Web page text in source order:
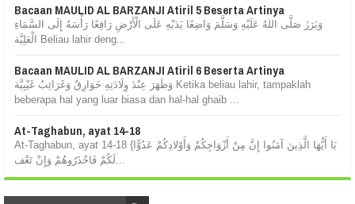
Bacaan MAULID AL BARZANJI Atiril 5 Beserta Artinya
وَبَرَزَ صَلَّى اللهُ عَلَيْهِ وَسَلَّمَ وَاضِعًا يَدَيْهِ عَلَى الْأَرْضِ رَافِعًا رَأْسَهُ إِلَى السَّمَاءِ
الْعَلِيَّة Beliau lahir deng...
Bacaan MAULID AL BARZANJI Atiril 6 Beserta Artinya
وَظَهَرَ عِنْدَ وِلَادَتِهِ خَوَارِقُ وَغَرَائِبُ غَيْبِيَّة Ketika beliau lahir, tampaklah
beberapa hal yang luar biasa dan hal-hal ghaib ...
At-Taghabun, ayat 14-18
At-Taghabun, ayat 14-18 {يَا أَيُّهَا الَّذِينَ آمَنُوا إِنَّ مِنْ أَزْوَاجِكُمْ وَأَوْلادِكُمْ عَدُوًّا